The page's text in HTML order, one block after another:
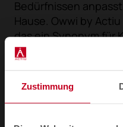
Zustimmung
Bedürfnissen
Hause. Owwi by
das ein Synonym für